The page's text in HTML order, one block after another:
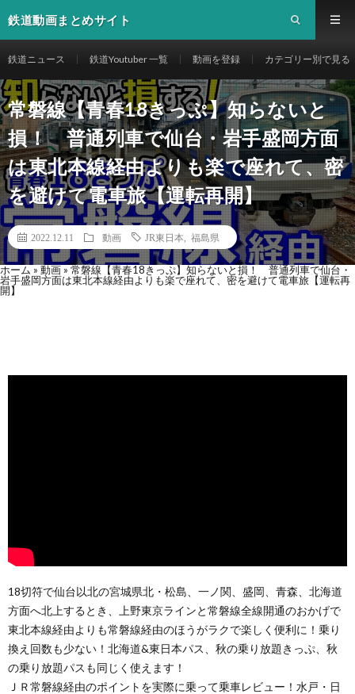
鉄道動画まとめサイト
鉄道ニュース 鉄道Youtuber 一覧 動画を登録 カテゴリー別で見る
常磐線【青春18きっぷ】知らないと
損！ 普通列車で仙台・岩手盛岡方面
は東北本線経由よりも楽で座れて、密
を避けて電車旅【運転再開】
2022.12.11 動画 JR東日本 福島県
ホーム » 動画 » 常磐線【青春18きっぷ】知らないと損！ 普通列車で仙台・
岩手盛岡方面は東北本線経由よりも楽で座れて、密を避けて電車旅【運転再
開】
18切符で仙台以北の宮城県北・松島、一ノ関、盛岡、青森、北海道
方面へ北上するとき、上野東京ラインと常磐線全線開通のおかげで
東北本線経由よりも常磐線経由のほうがラクで楽しく便利に！乗り
換え回数も少ない！北海道&東日本パス、秋の乗り放題きっぷ、秋
の乗り放題パスも同じく使えます！
ＪＲ常磐線経由のポイントを実際に乗って乗車レビュー！水戸・日